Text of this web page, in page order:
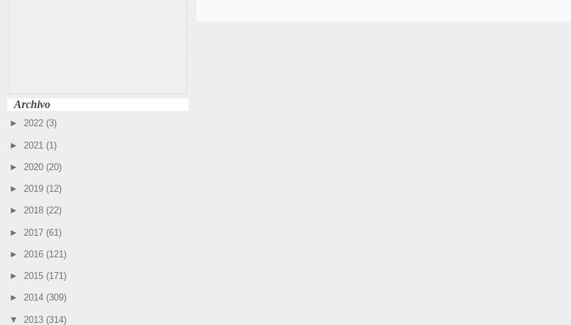
Archivo
► 2022 (3)
► 2021 (1)
► 2020 (20)
► 2019 (12)
► 2018 (22)
► 2017 (61)
► 2016 (121)
► 2015 (171)
► 2014 (309)
▼ 2013 (314)